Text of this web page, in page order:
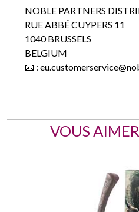
NOBLE PARTNERS
RUE ABBÉ CUYPERS 11
1040 BRUSSELS
BELGIUM
📧 :
VOUS